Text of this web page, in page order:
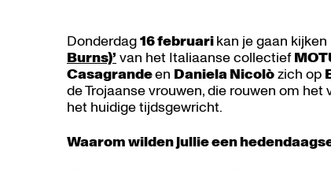
Donderdag16 februarikan je gaan
Burns)’ van het Italiaanse collectief
Casagrandeen Daniela Nicolòzich op
de Trojaanse vrouwen, die rouwen om
het huidige tijdsgewricht.
Waarom wilden jullie een